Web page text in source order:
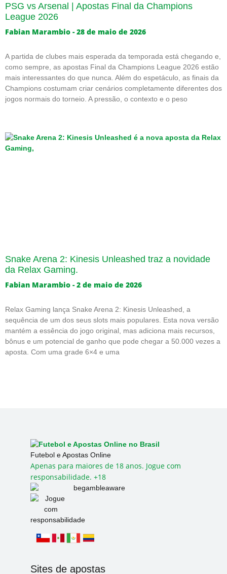
PSG vs Arsenal | Apostas Final da Champions
League 2026
Fabian Marambio 28 de maio de 2026
A partida de clubes mais esperada da temporada está chegando e,
como sempre, as apostas Final da Champions League 2026 estão
mais interessantes do que nunca. Além do espetáculo, as finais da
Champions costumam criar cenários completamente diferentes dos
jogos normais do torneio. A pressão, o contexto e o peso
Snake Arena 2: Kinesis Unleashed traz a novidade
da Relax Gaming.
Fabian Marambio 2 de maio de 2026
Relax Gaming lança Snake Arena 2: Kinesis Unleashed, a
sequência de um dos seus slots mais populares. Esta nova versão
mantém a essência do jogo original, mas adiciona mais recursos,
bônus e um potencial de ganho que pode chegar a 50.000 vezes a
aposta. Com uma grade 6×4 e uma
Futebol e Apostas Online
Apenas para maiores de 18 anos. Jogue com
responsabilidade. +18
Sites de apostas